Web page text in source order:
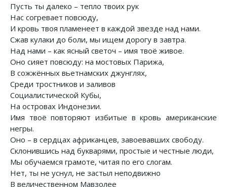
Пусть ты далеко – тепло твоих рук
Нас согревает повсюду,
И кровь твоя пламенеет в каждой звезде над нами.
Сжав кулаки до боли, мы ищем дорогу в завтра.
Над нами – как ясный светоч – имя твоё живое.
Оно сияет повсюду: на мостовых Парижа,
В сожжённых вьетнамских джунглях,
Среди тростников и заливов
Социалистической Кубы,
На островах Индонезии.
Имя твоё повторяют избитые в кровь американские
негры.
Оно – в сердцах африканцев, завоевавших свободу.
Склонившись над букварями, простые и честные люди,
Мы обучаемся грамоте, читая по его слогам.
Нет, ты не уснул, не застыл неподвижно
В величественном Мавзолее